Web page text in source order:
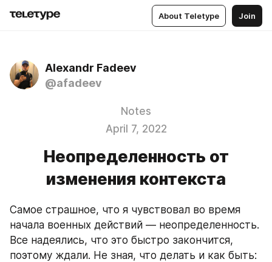
About Teletype Join
Alexandr Fadeev
@afadeev
Notes
April 7, 2022
Неопределенность от
изменения контекста
Самое страшное, что я чувствовал во время
начала военных действий — неопределенность.
Все надеялись, что это быстро закончится,
поэтому ждали. Не зная, что делать и как быть: